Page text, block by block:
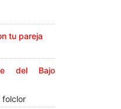
tu pareja
del Bajo
folclor